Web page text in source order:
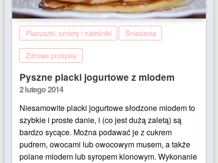
Placuszki, omlety i naleśniki Śniadania
Zdrowe przepisy
Pyszne placki jogurtowe z miodem
Posted
2 lutego 2014
Niesamowite placki jogurtowe słodzone miodem to
szybkie i proste danie, i (co jest dużą zaletą) są
bardzo sycące. Można podawać je z cukrem
pudrem, owocami lub owocowym musem, a także
polane miodem lub syropem klonowym. Wykonanie